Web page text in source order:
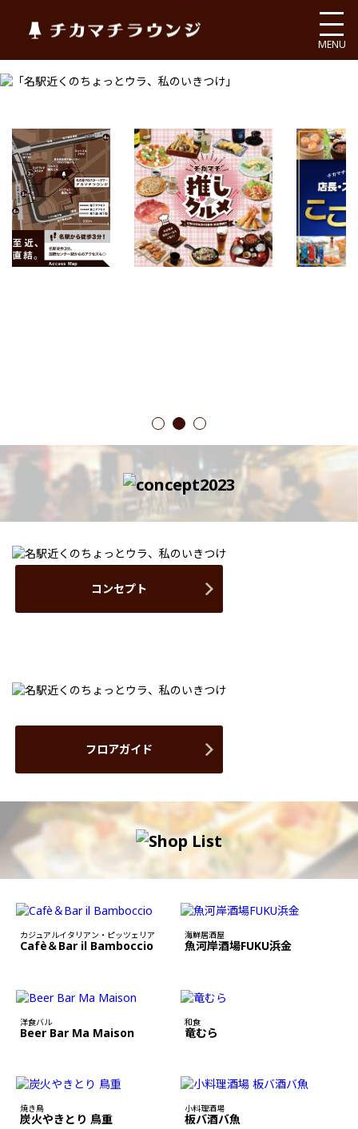
チカマチラウンジ
MENU
1 2 3
コンセプト
フロアガイド
カジュアルイタリアン・ピッツェリア
Cafè＆Bar il Bamboccio
海鮮居酒屋
魚河岸酒場FUKU浜金
洋食バル
Beer Bar Ma Maison
和食
竜むら
焼き鳥
炭火やきとり 鳥重
小料理酒場
板バ酒バ魚